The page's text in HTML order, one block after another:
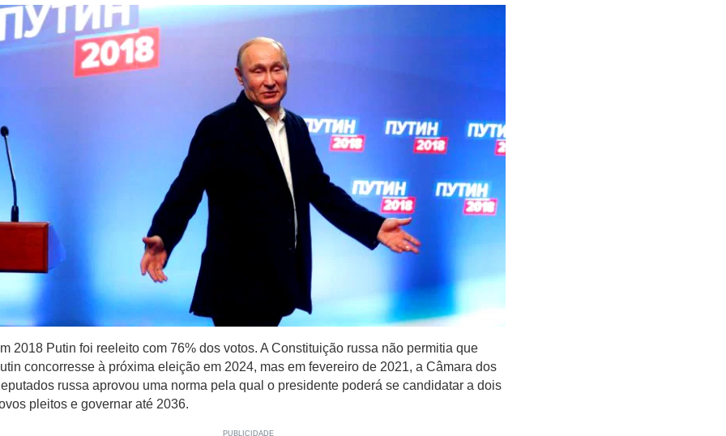
2018 Putin foi reeleito com 76% dos votos. A Constituição russa não permitia que
concorresse à próxima eleição em 2024, mas em fevereiro de 2021, a Câmara dos
russa aprovou uma norma pela qual o presidente poderá se candidatar a dois
pleitos e governar até 2036.